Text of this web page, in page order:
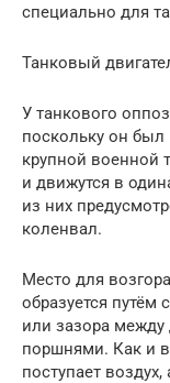
специально для
Танковый
У танкового
поскольку он был
крупной военной
и движутся в
из них
коленвал.
Место для
образуется
или зазора
поршнями. Как и
поступает